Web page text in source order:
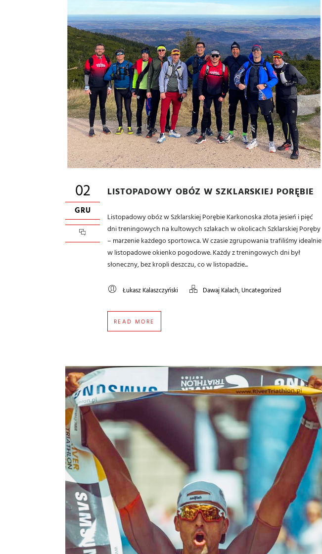
02
GRU
LISTOPADOWY OBÓZ W SZKLARSKIEJ PORĘBIE
Listopadowy obóz w Szklarskiej Porębie Karkonoska złota jesień i pięć
dni treningowych na kultowych szlakach w okolicach Szklarskiej Poręby
– marzenie każdego sportowca. W czasie zgrupowania trafiliśmy idealnie
w listopadowe okienko pogodowe. Każdy z treningowych dni był
słoneczny, bez kropli deszczu, co w listopadzie...
Łukasz Kalaszczyński Dawaj Kalach,Uncategorized
READ MORE